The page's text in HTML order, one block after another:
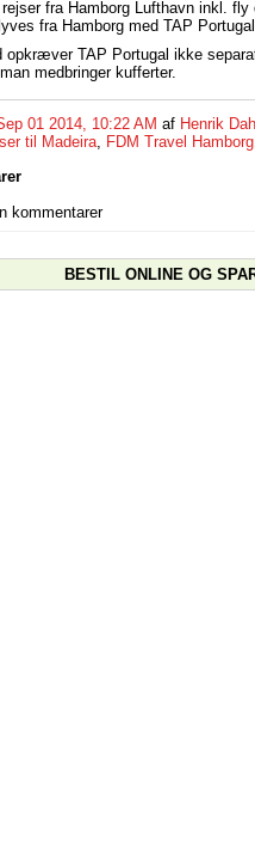
fra Hamborg Lufthavn inkl.
fra Hamborg med TAP
TAP Portugal ikke
medbringer kufferter.
01 2014, 10:22 AM af Henrik Dahl
til Madeira, FDM Travel Hamborg
kommentarer
BESTIL ONLINE OG